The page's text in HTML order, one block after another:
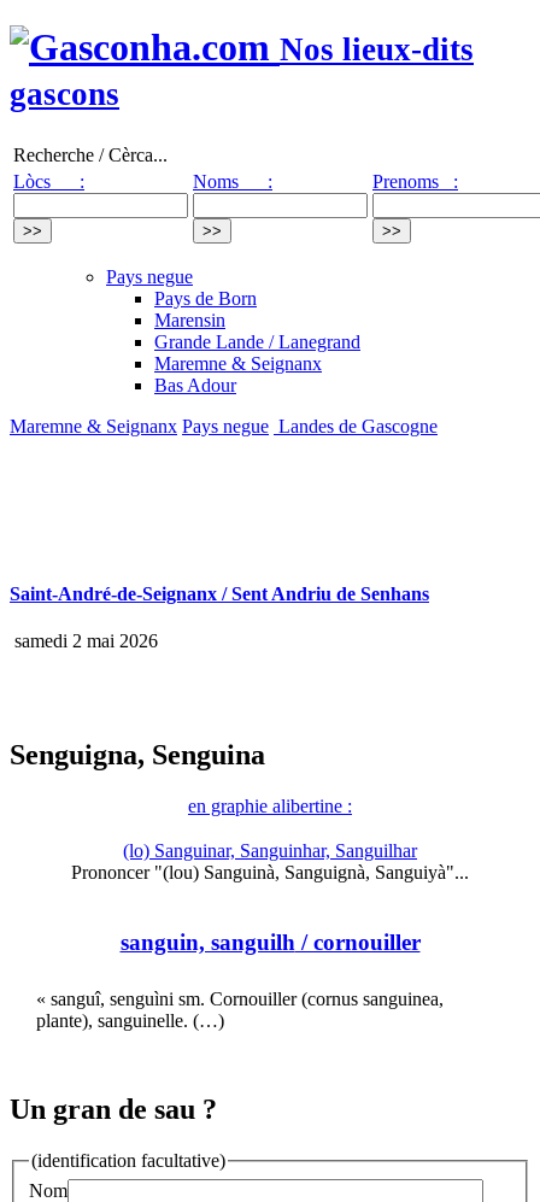
Nos lieux-dits
gascons
Recherche / Cèrca...
Lòcs :
Noms : Prenoms :
Pays negue
Pays de Born
Marensin
Grande Lande / Lanegrand
Maremne & Seignanx
Bas Adour
Maremne & Seignanx Pays negue Landes de Gascogne
Saint-André-de-Seignanx / Sent Andriu de Senhans
samedi 2 mai 2026
Senguigna, Senguina
en graphie alibertine :
(lo) Sanguinar, Sanguinhar, Sanguilhar
Prononcer "(lou) Sanguinà, Sanguignà, Sanguiyà"...
sanguin, sanguilh / cornouiller
« sanguî, senguìni sm. Cornouiller (cornus sanguinea,
plante), sanguinelle. (…)
Un gran de sau ?
(identification facultative)
Nom